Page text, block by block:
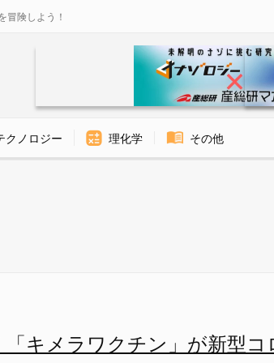
冒険しよう！
クノロジー 理化学 その他
キメラワクチン」が新型コ